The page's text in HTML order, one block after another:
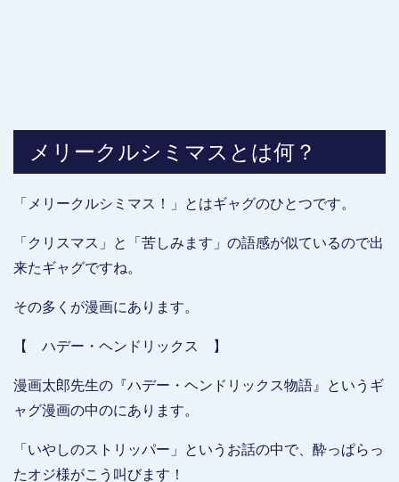
メリークルシミマスとは何？
「メリークルシミマス！」とはギャグのひとつです。
「クリスマス」と「苦しみます」の語感が似ているので出
来たギャグですね。
その多くが漫画にあります。
【 ハデー・ヘンドリックス 】
漫画太郎先生の『ハデー・ヘンドリックス物語』というギ
ャグ漫画の中のにあります。
「いやしのストリッパー」というお話の中で、酔っぱらっ
たオジ様がこう叫びます！